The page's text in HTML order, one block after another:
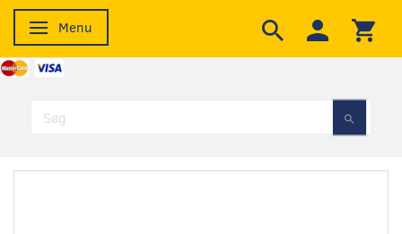
Skifte navigation
Menu